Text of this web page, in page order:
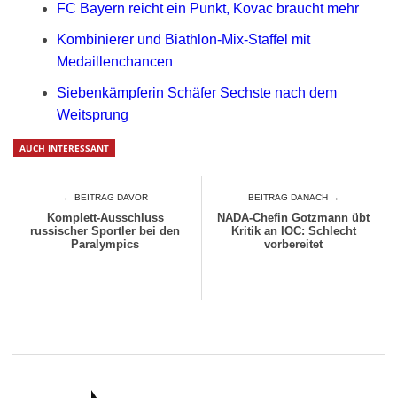
FC Bayern reicht ein Punkt, Kovac braucht mehr
Kombinierer und Biathlon-Mix-Staffel mit
Medaillenchancen
Siebenkämpferin Schäfer Sechste nach dem
Weitsprung
AUCH INTERESSANT
← BEITRAG DAVOR
Komplett-Ausschluss
russischer Sportler bei den
Paralympics
BEITRAG DANACH →
NADA-Chefin Gotzmann übt
Kritik an IOC: Schlecht
vorbereitet